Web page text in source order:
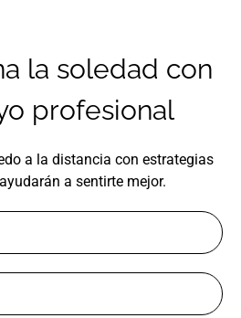
la soledad con
profesional
a la distancia con estrategias
a sentirte mejor.